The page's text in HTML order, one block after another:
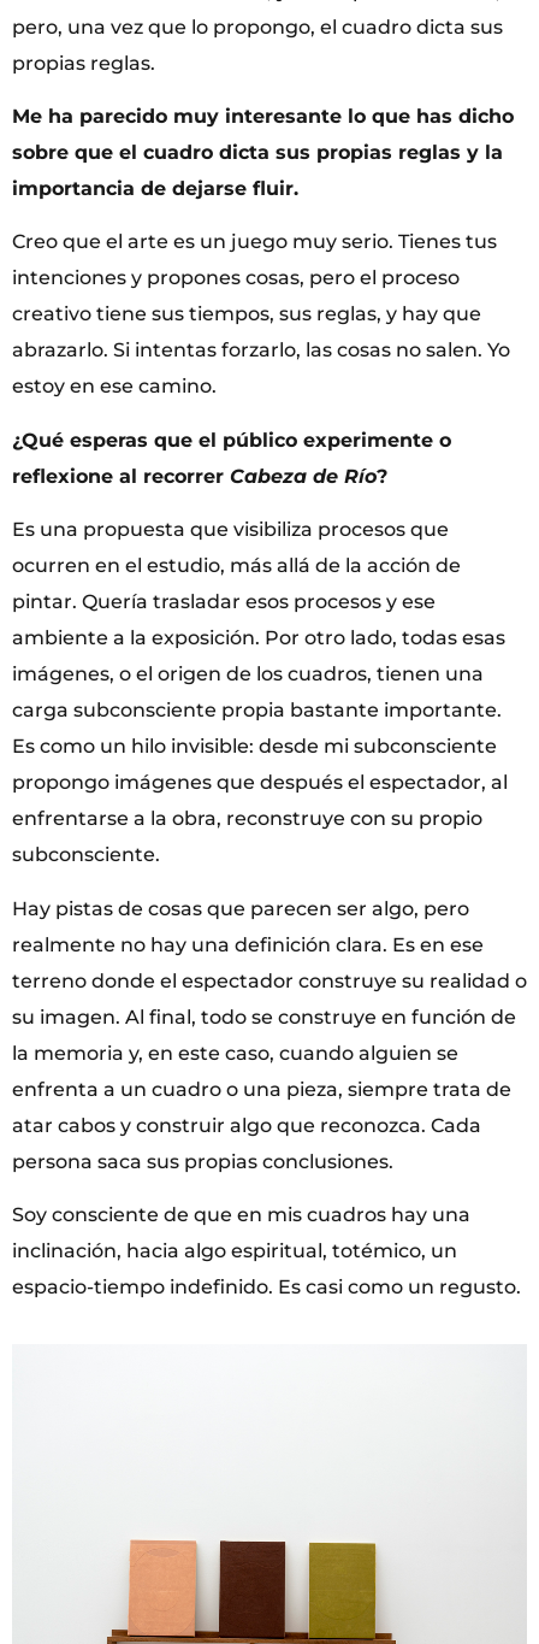
pero, una vez que lo propongo, el cuadro dicta sus
propias reglas.
Me ha parecido muy interesante lo que has dicho
sobre que el cuadro dicta sus propias reglas y la
importancia de dejarse fluir.
Creo que el arte es un juego muy serio. Tienes tus
intenciones y propones cosas, pero el proceso
creativo tiene sus tiempos, sus reglas, y hay que
abrazarlo. Si intentas forzarlo, las cosas no salen. Yo
estoy en ese camino.
¿Qué esperas que el público experimente o
reflexione al recorrer Cabeza de Río?
Es una propuesta que visibiliza procesos que
ocurren en el estudio, más allá de la acción de
pintar. Quería trasladar esos procesos y ese
ambiente a la exposición. Por otro lado, todas esas
imágenes, o el origen de los cuadros, tienen una
carga subconsciente propia bastante importante.
Es como un hilo invisible: desde mi subconsciente
propongo imágenes que después el espectador, al
enfrentarse a la obra, reconstruye con su propio
subconsciente.
Hay pistas de cosas que parecen ser algo, pero
realmente no hay una definición clara. Es en ese
terreno donde el espectador construye su realidad o
su imagen. Al final, todo se construye en función de
la memoria y, en este caso, cuando alguien se
enfrenta a un cuadro o una pieza, siempre trata de
atar cabos y construir algo que reconozca. Cada
persona saca sus propias conclusiones.
Soy consciente de que en mis cuadros hay una
inclinación, hacia algo espiritual, totémico, un
espacio-tiempo indefinido. Es casi como un regusto.